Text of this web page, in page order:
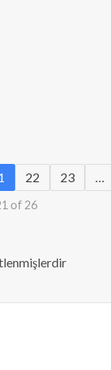
22 23 …
of 26